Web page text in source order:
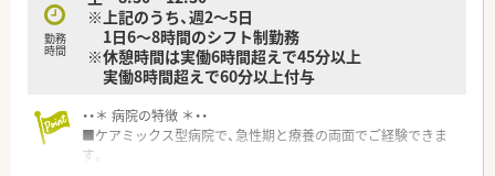
勤務
時間
※上記のうち、週2～5日
1日6～8時間のシフト制勤務
※休憩時間は実働6時間超えで45分以上
実働8時間超えで60分以上付与
・・＊ 病院の特徴 ＊・・
■ケアミックス型病院で、急性期と療養の両面でご経験できま
す。